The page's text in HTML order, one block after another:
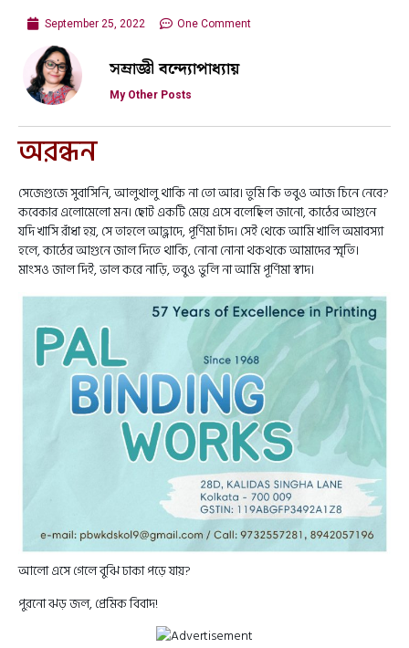
September 25, 2022 One Comment
সম্রাজ্ঞী বন্দ্যোপাধ্যায়
My Other Posts
অরন্ধন
সেজেগুজে সুবাসিনি, আলুথালু থাকি না তো আর। তুমি কি তবুও আজ চিনে নেবে?
কবেকার এলোমেলো মন। ছোট একটি মেয়ে এসে বলেছিল জানো, কাঠের আগুনে
যদি খাসি রাঁধা হয়, সে তাহলে আহ্লাদে, পূর্ণিমা চাঁদ। সেই থেকে আমি খালি অমাবস্যা
হলে, কাঠের আগুনে জাল দিতে থাকি, নোনা নোনা থকথকে আমাদের স্মৃতি।
মাংসও জাল দিই, ভাল করে নাড়ি, তবুও ভুলি না আমি পূর্ণিমা স্বাদ।
আলো এসে গেলে বুঝি ঢাকা পড়ে যায়?
পুরনো ঝড় জল, প্রেমিক বিবাদ!